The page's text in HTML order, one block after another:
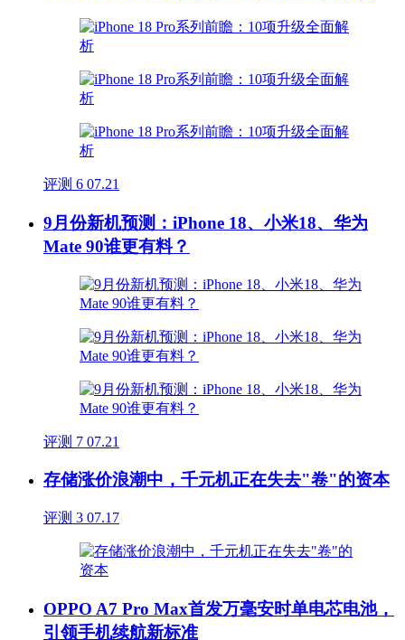
评测 6 07.21
9月份新机预测：iPhone 18、小米18、华为
Mate 90谁更有料？
评测 7 07.21
存储涨价浪潮中，千元机正在失去"卷"的资本
评测 3 07.17
OPPO A7 Pro Max首发万毫安时单电芯电池，
引领手机续航新标准